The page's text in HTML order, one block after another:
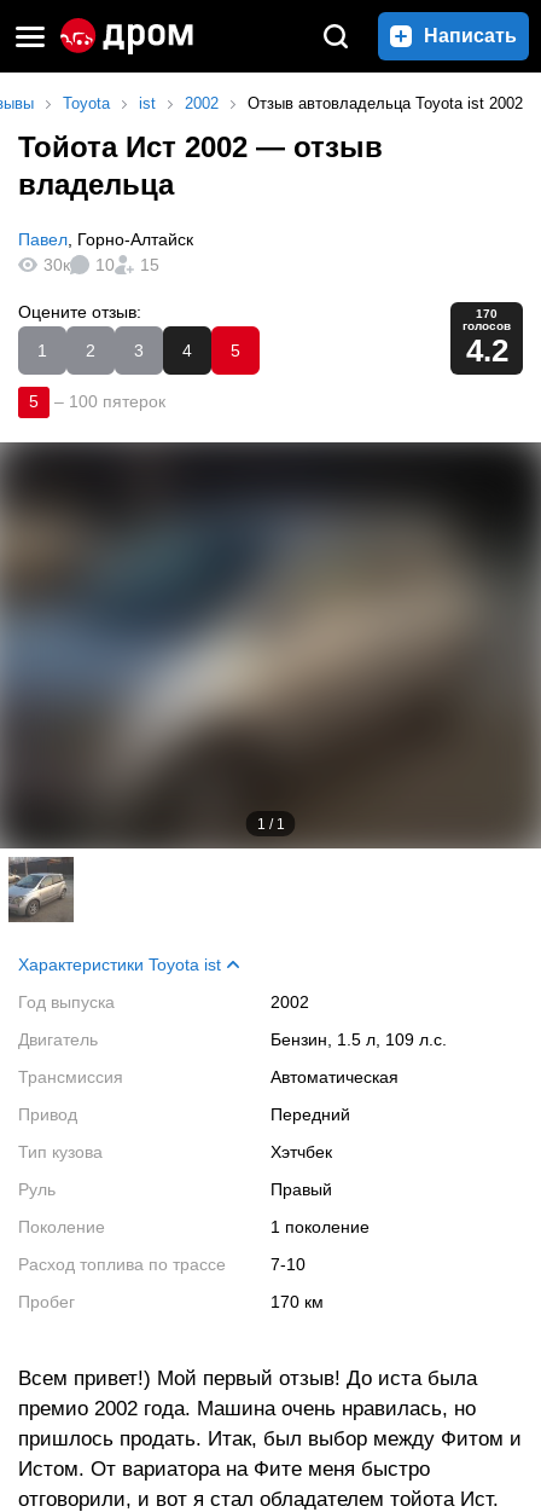
Написать
Toyota ist 2002 Отзыв автовладельца Toyota ist 2002
Тойота Ист 2002 — отзыв
владельца
Павел Горно-Алтайск
30к
10 15
Оцените отзыв:
1
2 3 4 5
170
голосов
4.2
5 – 100 пятерок
1 / 1
Характеристики Toyota ist
Год выпуска
2002
Двигатель
Бензин, 1.5 л, 109 л.с.
Трансмиссия
Автоматическая
Привод
Передний
Тип кузова
Хэтчбек
Руль
Правый
Поколение
1 поколение
Расход топлива по трассе
7-10
Пробег
170 км
Всем привет!) Мой первый отзыв! До иста была
премио 2002 года. Машина очень нравилась, но
пришлось продать. Итак, был выбор между Фитом и
Истом. От вариатора на Фите меня быстро
отговорили, и вот я стал обладателем тойота Ист.